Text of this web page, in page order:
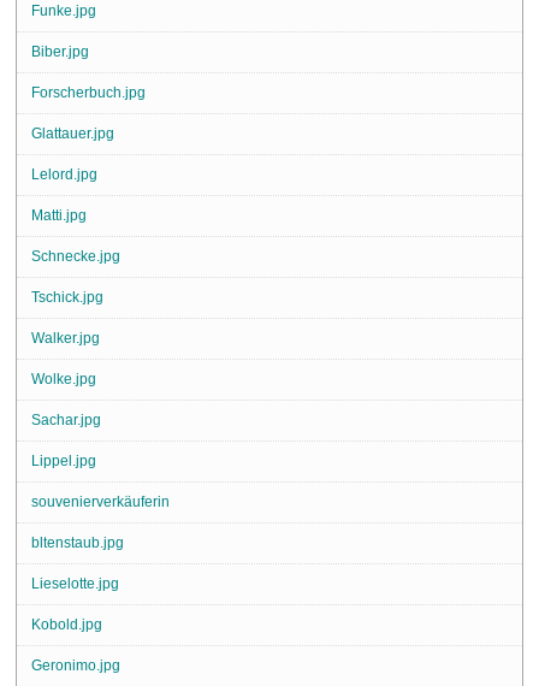
Funke.jpg
Biber.jpg
Forscherbuch.jpg
Glattauer.jpg
Lelord.jpg
Matti.jpg
Schnecke.jpg
Tschick.jpg
Walker.jpg
Wolke.jpg
Sachar.jpg
Lippel.jpg
souvenierverkäuferin
bltenstaub.jpg
Lieselotte.jpg
Kobold.jpg
Geronimo.jpg